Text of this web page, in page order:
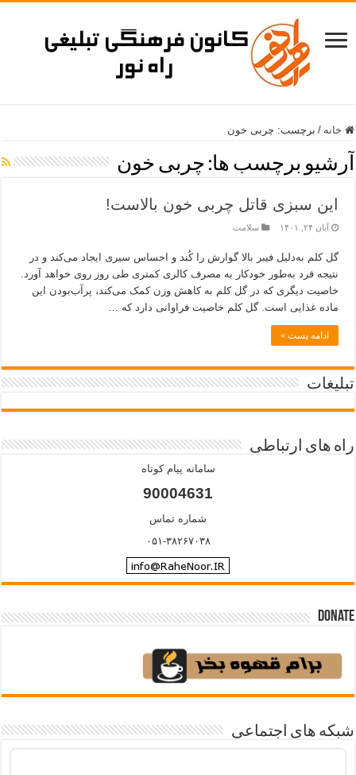
خانه / برچسب: چربی خون
آرشیو برچسب ها: چربی خون
این سبزی قاتل چربی خون بالاست!
آبان ۲۴, ۱۴۰۱ سلامت
گل کلم به‌دلیل فیبر بالا گوارش را کُند و احساس سیری ایجاد می‌کند و در
نتیجه فرد به‌طور خودکار به مصرف کالری کمتری طی روز روی خواهد آورد.
خاصیت دیگری که در گل کلم به کاهش وزن کمک می‌کند، پرآب‌بودن این
ماده غذایی است. گل کلم خاصیت فراوانی دارد که …
ادامه پست »
تبلیغات
راه های ارتباطی
سامانه پیام کوتاه
90004631
شماره تماس
۰۵۱-۳۸۲۶۷۰۳۸
Donate
شبکه های اجتماعی